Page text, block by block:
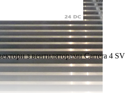
з вентиляторами Carrera 4